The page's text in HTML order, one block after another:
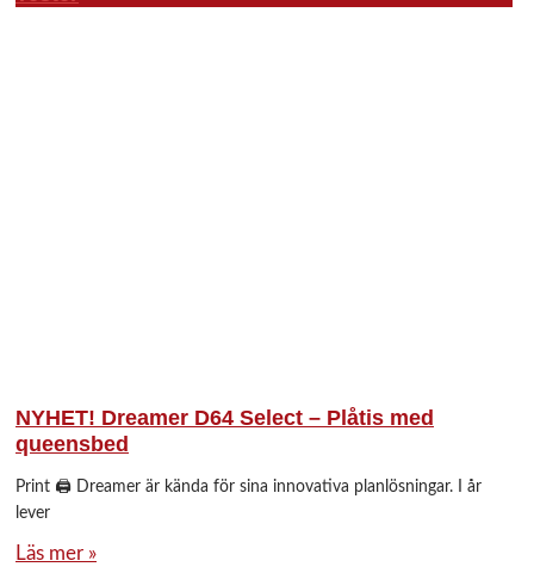
NYHET! Dreamer D64 Select – Plåtis med
queensbed
Print 🖨 Dreamer är kända för sina innovativa planlösningar. I år
lever
Läs mer »